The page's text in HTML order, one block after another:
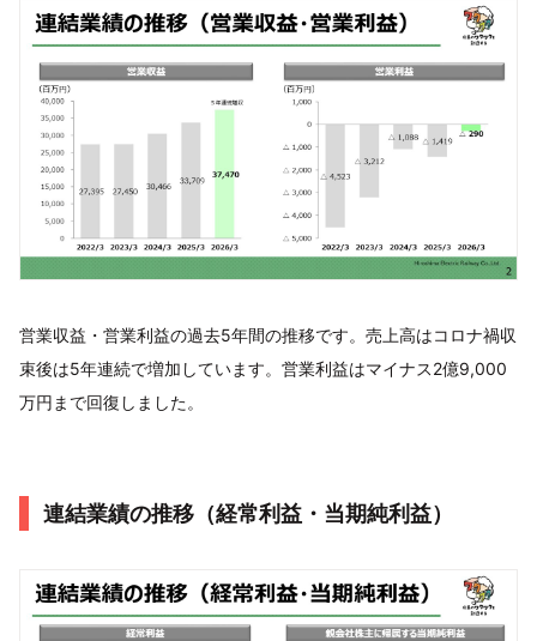
営業収益・営業利益の過去5年間の推移です。売上高はコロナ禍収
束後は5年連続で増加しています。営業利益はマイナス2億9,000
万円まで回復しました。
連結業績の推移（経常利益・当期純利益）